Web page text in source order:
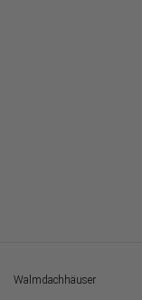
Walmdachhäuser